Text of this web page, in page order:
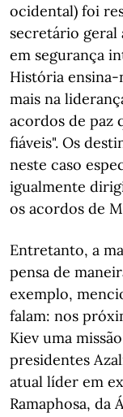
ocidental) foi
secretário geral
em segurança
História ensina-
mais na
acordos de paz
fiáveis". Os
neste caso
igualmente
os acordos de
Entretanto, a
pensa de
exemplo,
falam: nos
Kiev uma
presidentes
atual líder em
Ramaphosa, da